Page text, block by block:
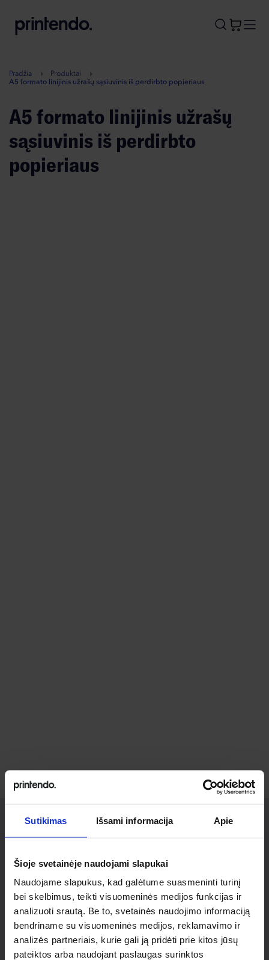
Sutikimas Išsami informacija Apie
Šioje svetainėje naudojami slapukai
Naudojame slapukus, kad galėtume suasmeninti turinį
bei skelbimus, teikti visuomeninės medijos funkcijas ir
analizuoti srautą. Be to, svetainės naudojimo informaciją
bendriname su visuomeninės medijos, reklamavimo ir
analizės partneriais, kurie gali ją pridėti prie kitos jūsų
pateiktos arba naudojant paslaugas surinktos
A
Pradžia
Produktai
A5 formato linijinis užrašų sąsiuvinis iš perdirbto popieriaus
A5 formato linijinis užrašų
sąsiuvinis iš perdirbto
popieriaus
Ieškai
individualaus
sprendimo?
Susisiek su mumis dėl
nestandartinio produkto aptarimo.